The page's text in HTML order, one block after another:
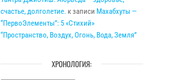
счастье, долголетие. к записи Махабхуты —
“ПервоЭлементы”: 5 «Стихий»
“Пространство, Воздух, Огонь, Вода, Земля”
ХРОНОЛОГИЯ: